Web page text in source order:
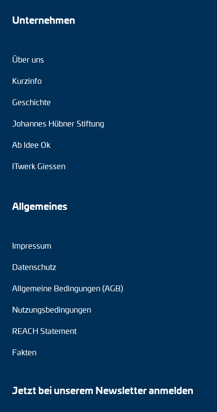
Unternehmen
Über uns
Kurzinfo
Geschichte
Johannes Hübner Stiftung
Ab Idee Ok
ITwerk Giessen
Allgemeines
Impressum
Datenschutz
Allgemeine Bedingungen (AGB)
Nutzungsbedingungen
REACH Statement
Fakten
Jetzt bei unserem Newsletter anmelden